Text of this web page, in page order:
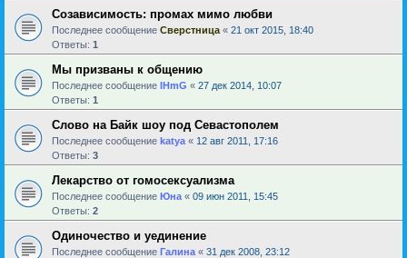
Созависимость: промах мимо любви
Последнее сообщение Сверстница « 21 окт 2015, 18:40
Ответы: 1
Мы призваны к общению
Последнее сообщение IHmG « 27 дек 2014, 10:07
Ответы: 1
Слово на Байк шоу под Севастополем
Последнее сообщение katya « 12 авг 2011, 17:16
Ответы: 3
Лекарство от гомосексуализма
Последнее сообщение Юна « 09 июн 2011, 15:45
Ответы: 2
Одиночество и уединение
Последнее сообщение Галина « 31 дек 2008, 23:12